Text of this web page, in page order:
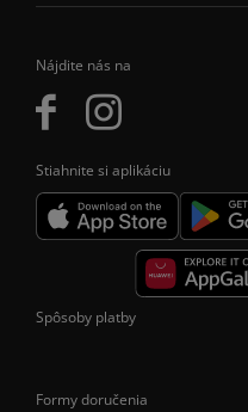
Nájdite nás na
Stiahnite si aplikáciu
Spôsoby platby
Formy doručenia